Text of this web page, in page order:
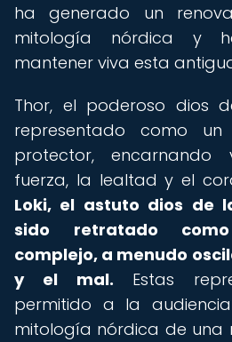
ha generado un
mitología nórdica y
mantener viva esta
Thor, el poderoso dios
representado como
protector,
fuerza, la lealtad y el
Loki, el astuto dios de
sido retratado
complejo, a menudo
y el mal. Estas
permitido a la
mitología nórdica de una